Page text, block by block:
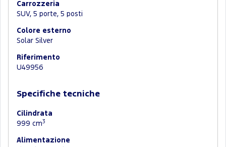
Carrozzeria
SUV, 5 porte, 5 posti
Colore esterno
Solar Silver
Riferimento
U49956
Specifiche tecniche
Cilindrata
999 cm3
Alimentazione